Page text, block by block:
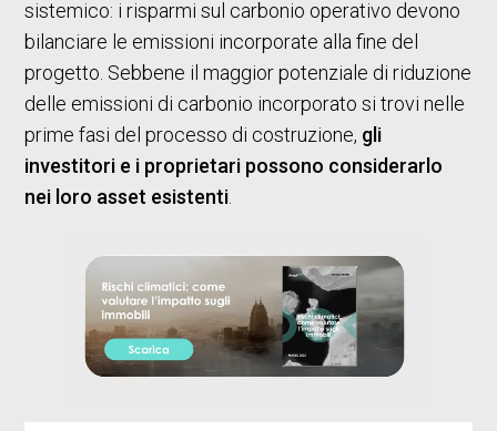
sistemico: i risparmi sul carbonio operativo devono
bilanciare le emissioni incorporate alla fine del
progetto. Sebbene il maggior potenziale di riduzione
delle emissioni di carbonio incorporato si trovi nelle
prime fasi del processo di costruzione, gli
investitori e i proprietari possono considerarlo
nei loro asset esistenti